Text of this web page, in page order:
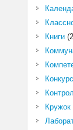
Книги
Кружок